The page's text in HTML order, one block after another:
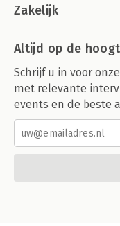
Zakelijk
Altijd op de
Schrijf u in voor
met relevante
events en de beste